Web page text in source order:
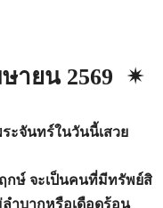
ายน 2569 ✴︎
ะจันทร์ในวันนี้เสวย
กษ์ จะเป็นคนที่มีทรัพย์สิ
ำบากหรือเดือดร้อน